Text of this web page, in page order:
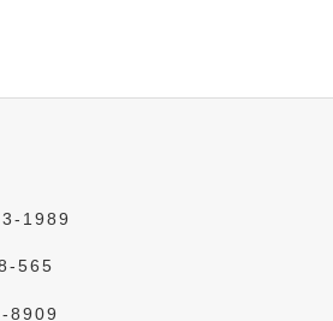
1989
565
8909